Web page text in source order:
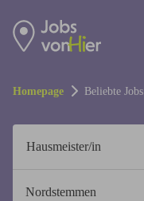
Homepage Beliebte Jobs